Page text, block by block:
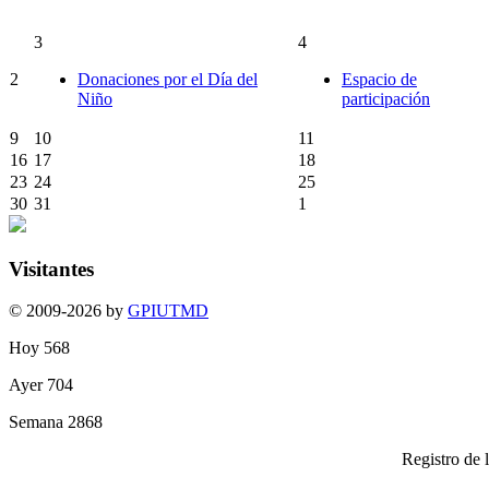
2
3
Donaciones por el Día del
Niño
4
Espacio de
participación
9 10
11
16 17
18
23 24
25
30 31 1
Visitantes
© 2009-2026 by GPIUTMD
Hoy 568
Ayer 704
Semana 2868
Registro de